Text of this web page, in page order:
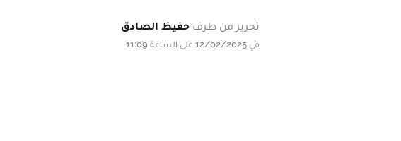
تحرير من طرف حفيظ الصادق
في 12/02/2025 على الساعة 11:09